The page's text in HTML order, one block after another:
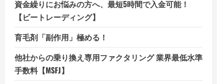
資金繰りにお悩みの方へ、最短5時間で入金可能！
【ビートレーディング】
育毛剤「副作用」極める！
他社からの乗り換え専用ファクタリング 業界最低水準
手数料【MSFJ】